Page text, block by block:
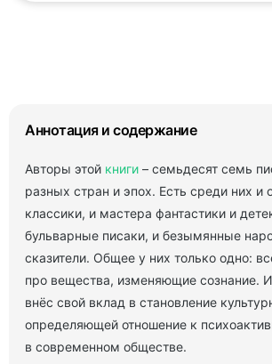
Аннотация и содержание
Авторы этой книги – семьдесят семь
разных стран и эпох. Есть среди них и
классики, и мастера фантастики и
бульварные писаки, и безымянные
сказители. Общее у них только одно:
про вещества, изменяющие сознание.
внёс свой вклад в становление
определяющей отношение к
в современном обществе.